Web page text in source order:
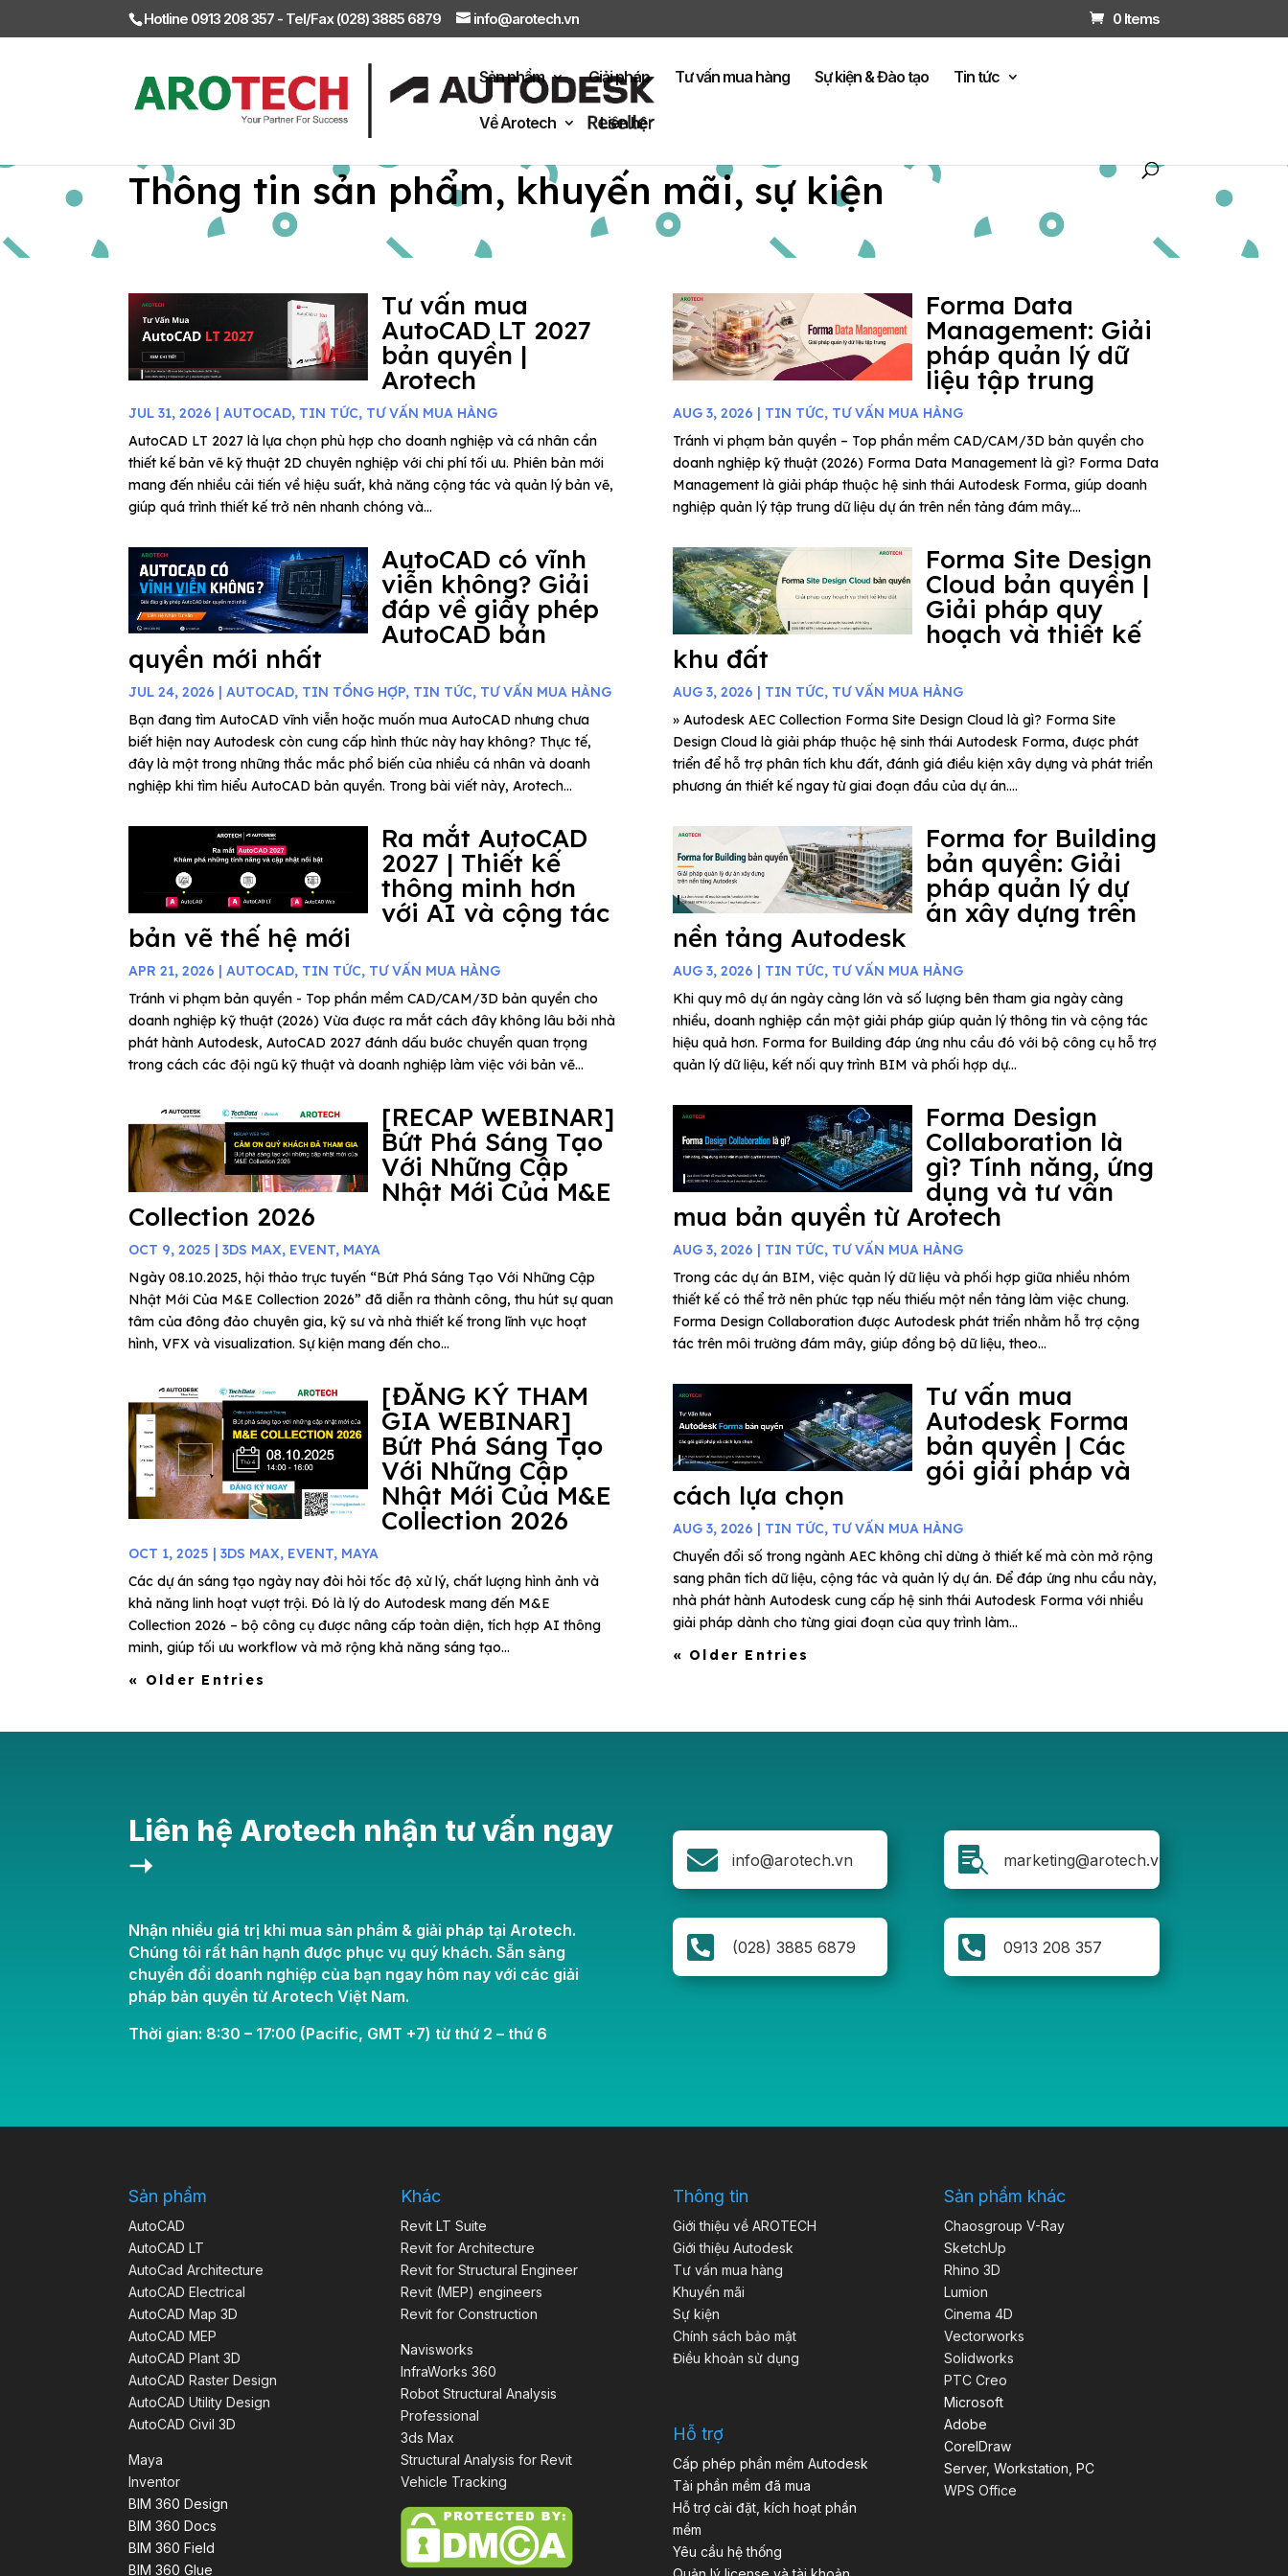
Hotline 0913 208 357 - Tel/Fax (028) 3885 6879 info@arotech.vn 0 Items
Sản phẩm Giải pháp Tư vấn mua hàng Sự kiện & Đào tạo Tin tức
Về Arotech Liên hệ
Thông tin sản phẩm, khuyến mãi, sự kiện
Tư vấn mua
AutoCAD LT 2027
bản quyền |
Arotech
JUL 31, 2026 |AUTOCAD, TIN TỨC, TƯ VẤN MUA HÀNG
AutoCAD LT 2027 là lựa chọn phù hợp cho doanh nghiệp và cá nhân cần
thiết kế bản vẽ kỹ thuật 2D chuyên nghiệp với chi phí tối ưu. Phiên bản mới
mang đến nhiều cải tiến về hiệu suất, khả năng cộng tác và quản lý bản vẽ,
giúp quá trình thiết kế trở nên nhanh chóng và...
AutoCAD có vĩnh
viễn không? Giải
đáp về giấy phép
AutoCAD bản
quyền mới nhất
JUL 24, 2026 |AUTOCAD, TIN TỔNG HỢP, TIN TỨC, TƯ VẤN MUA HÀNG
Bạn đang tìm AutoCAD vĩnh viễn hoặc muốn mua AutoCAD nhưng chưa
biết hiện nay Autodesk còn cung cấp hình thức này hay không? Thực tế,
đây là một trong những thắc mắc phổ biến của nhiều cá nhân và doanh
nghiệp khi tìm hiểu AutoCAD bản quyền. Trong bài viết này, Arotech...
Ra mắt AutoCAD
2027 | Thiết kế
thông minh hơn
với AI và cộng tác
bản vẽ thế hệ mới
APR 21, 2026 |AUTOCAD, TIN TỨC, TƯ VẤN MUA HÀNG
Tránh vi phạm bản quyền - Top phần mềm CAD/CAM/3D bản quyền cho
doanh nghiệp kỹ thuật (2026) Vừa được ra mắt cách đây không lâu bởi nhà
phát hành Autodesk, AutoCAD 2027 đánh dấu bước chuyển quan trọng
trong cách các đội ngũ kỹ thuật và doanh nghiệp làm việc với bản vẽ...
[RECAP WEBINAR]
Bứt Phá Sáng Tạo
Với Những Cập
Nhật Mới Của M&E
Collection 2026
OCT 9, 2025 |3DS MAX, EVENT, MAYA
Ngày 08.10.2025, hội thảo trực tuyến “Bứt Phá Sáng Tạo Với Những Cập
Nhật Mới Của M&E Collection 2026” đã diễn ra thành công, thu hút sự quan
tâm của đông đảo chuyên gia, kỹ sư và nhà thiết kế trong lĩnh vực hoạt
hình, VFX và visualization. Sự kiện mang đến cho...
[ĐĂNG KÝ THAM
GIA WEBINAR]
Bứt Phá Sáng Tạo
Với Những Cập
Nhật Mới Của M&E
Collection 2026
OCT 1, 2025 |3DS MAX, EVENT, MAYA
Các dự án sáng tạo ngày nay đòi hỏi tốc độ xử lý, chất lượng hình ảnh và
khả năng linh hoạt vượt trội. Đó là lý do Autodesk mang đến M&E
Collection 2026 – bộ công cụ được nâng cấp toàn diện, tích hợp AI thông
minh, giúp tối ưu workflow và mở rộng khả năng sáng tạo...
« Older Entries
Forma Data
Management: Giải
pháp quản lý dữ
liệu tập trung
AUG 3, 2026 | TIN TỨC, TƯ VẤN MUA HÀNG
Tránh vi phạm bản quyền – Top phần mềm CAD/CAM/3D bản quyền cho
doanh nghiệp kỹ thuật (2026) Forma Data Management là gì? Forma Data
Management là giải pháp thuộc hệ sinh thái Autodesk Forma, giúp doanh
nghiệp quản lý tập trung dữ liệu dự án trên nền tảng đám mây....
Forma Site Design
Cloud bản quyền |
Giải pháp quy
hoạch và thiết kế
khu đất
AUG 3, 2026 | TIN TỨC, TƯ VẤN MUA HÀNG
» Autodesk AEC Collection Forma Site Design Cloud là gì? Forma Site
Design Cloud là giải pháp thuộc hệ sinh thái Autodesk Forma, được phát
triển để hỗ trợ phân tích khu đất, đánh giá điều kiện xây dựng và phát triển
phương án thiết kế ngay từ giai đoạn đầu của dự án....
Forma for Building
bản quyền: Giải
pháp quản lý dự
án xây dựng trên
nền tảng Autodesk
AUG 3, 2026 | TIN TỨC, TƯ VẤN MUA HÀNG
Khi quy mô dự án ngày càng lớn và số lượng bên tham gia ngày càng
nhiều, doanh nghiệp cần một giải pháp giúp quản lý thông tin và cộng tác
hiệu quả hơn. Forma for Building đáp ứng nhu cầu đó với bộ công cụ hỗ trợ
quản lý dữ liệu, kết nối quy trình BIM và phối hợp dự...
Forma Design
Collaboration là
gì? Tính năng, ứng
dụng và tư vấn
mua bản quyền từ Arotech
AUG 3, 2026 | TIN TỨC, TƯ VẤN MUA HÀNG
Trong các dự án BIM, việc quản lý dữ liệu và phối hợp giữa nhiều nhóm
thiết kế có thể trở nên phức tạp nếu thiếu một nền tảng làm việc chung.
Forma Design Collaboration được Autodesk phát triển nhằm hỗ trợ cộng
tác trên môi trường đám mây, giúp đồng bộ dữ liệu, theo...
Tư vấn mua
Autodesk Forma
bản quyền | Các
gói giải pháp và
cách lựa chọn
AUG 3, 2026 | TIN TỨC, TƯ VẤN MUA HÀNG
Chuyển đổi số trong ngành AEC không chỉ dừng ở thiết kế mà còn mở rộng
sang phân tích dữ liệu, cộng tác và quản lý dự án. Để đáp ứng nhu cầu này,
nhà phát hành Autodesk cung cấp hệ sinh thái Autodesk Forma với nhiều
giải pháp dành cho từng giai đoạn của quy trình làm...
« Older Entries
Liên hệ Arotech nhận tư vấn ngay
➝
Nhận nhiều giá trị khi mua sản phẩm & giải pháp tại Arotech.
Chúng tôi rất hân hạnh được phục vụ quý khách. Sẵn sàng
chuyển đổi doanh nghiệp của bạn ngay hôm nay với các giải
pháp bản quyền từ Arotech Việt Nam.
Thời gian: 8:30 – 17:00 (Pacific, GMT +7) từ thứ 2 – thứ 6
 info@arotech.vn
 (028) 3885 6879
 marketing@arotech.vn
 0913 208 357
Sản phẩm
AutoCAD
AutoCAD LT
AutoCad Architecture
AutoCAD Electrical
AutoCAD Map 3D
AutoCAD MEP
AutoCAD Plant 3D
AutoCAD Raster Design
AutoCAD Utility Design
AutoCAD Civil 3D
Maya
Inventor
BIM 360 Design
BIM 360 Docs
BIM 360 Field
BIM 360 Glue
Khác
Revit LT Suite
Revit for Architecture
Revit for Structural Engineer
Revit (MEP) engineers
Revit for Construction
Navisworks
InfraWorks 360
Robot Structural Analysis
Professional
3ds Max
Structural Analysis for Revit
Vehicle Tracking
Thông tin
Giới thiệu về AROTECH
Giới thiệu Autodesk
Tư vấn mua hàng
Khuyến mãi
Sự kiện
Chính sách bảo mật
Điều khoản sử dụng
Hỗ trợ
Cấp phép phần mềm Autodesk
Tải phần mềm đã mua
Hỗ trợ cài đặt, kích hoạt phần
mềm
Yêu cầu hệ thống
Sản phẩm khác
Chaosgroup V-Ray
SketchUp
Rhino 3D
Lumion
Cinema 4D
Vectorworks
Solidworks
PTC Creo
Microsoft
Adobe
CorelDraw
Server, Workstation, PC
WPS Office